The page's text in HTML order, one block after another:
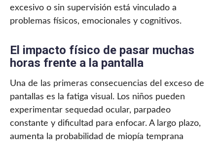
excesivo o sin supervisión está vinculado a
problemas físicos, emocionales y cognitivos.
El impacto físico de pasar muchas
horas frente a la pantalla
Una de las primeras consecuencias del exceso de
pantallas es la fatiga visual. Los niños pueden
experimentar sequedad ocular, parpadeo
constante y dificultad para enfocar. A largo plazo,
aumenta la probabilidad de miopía temprana